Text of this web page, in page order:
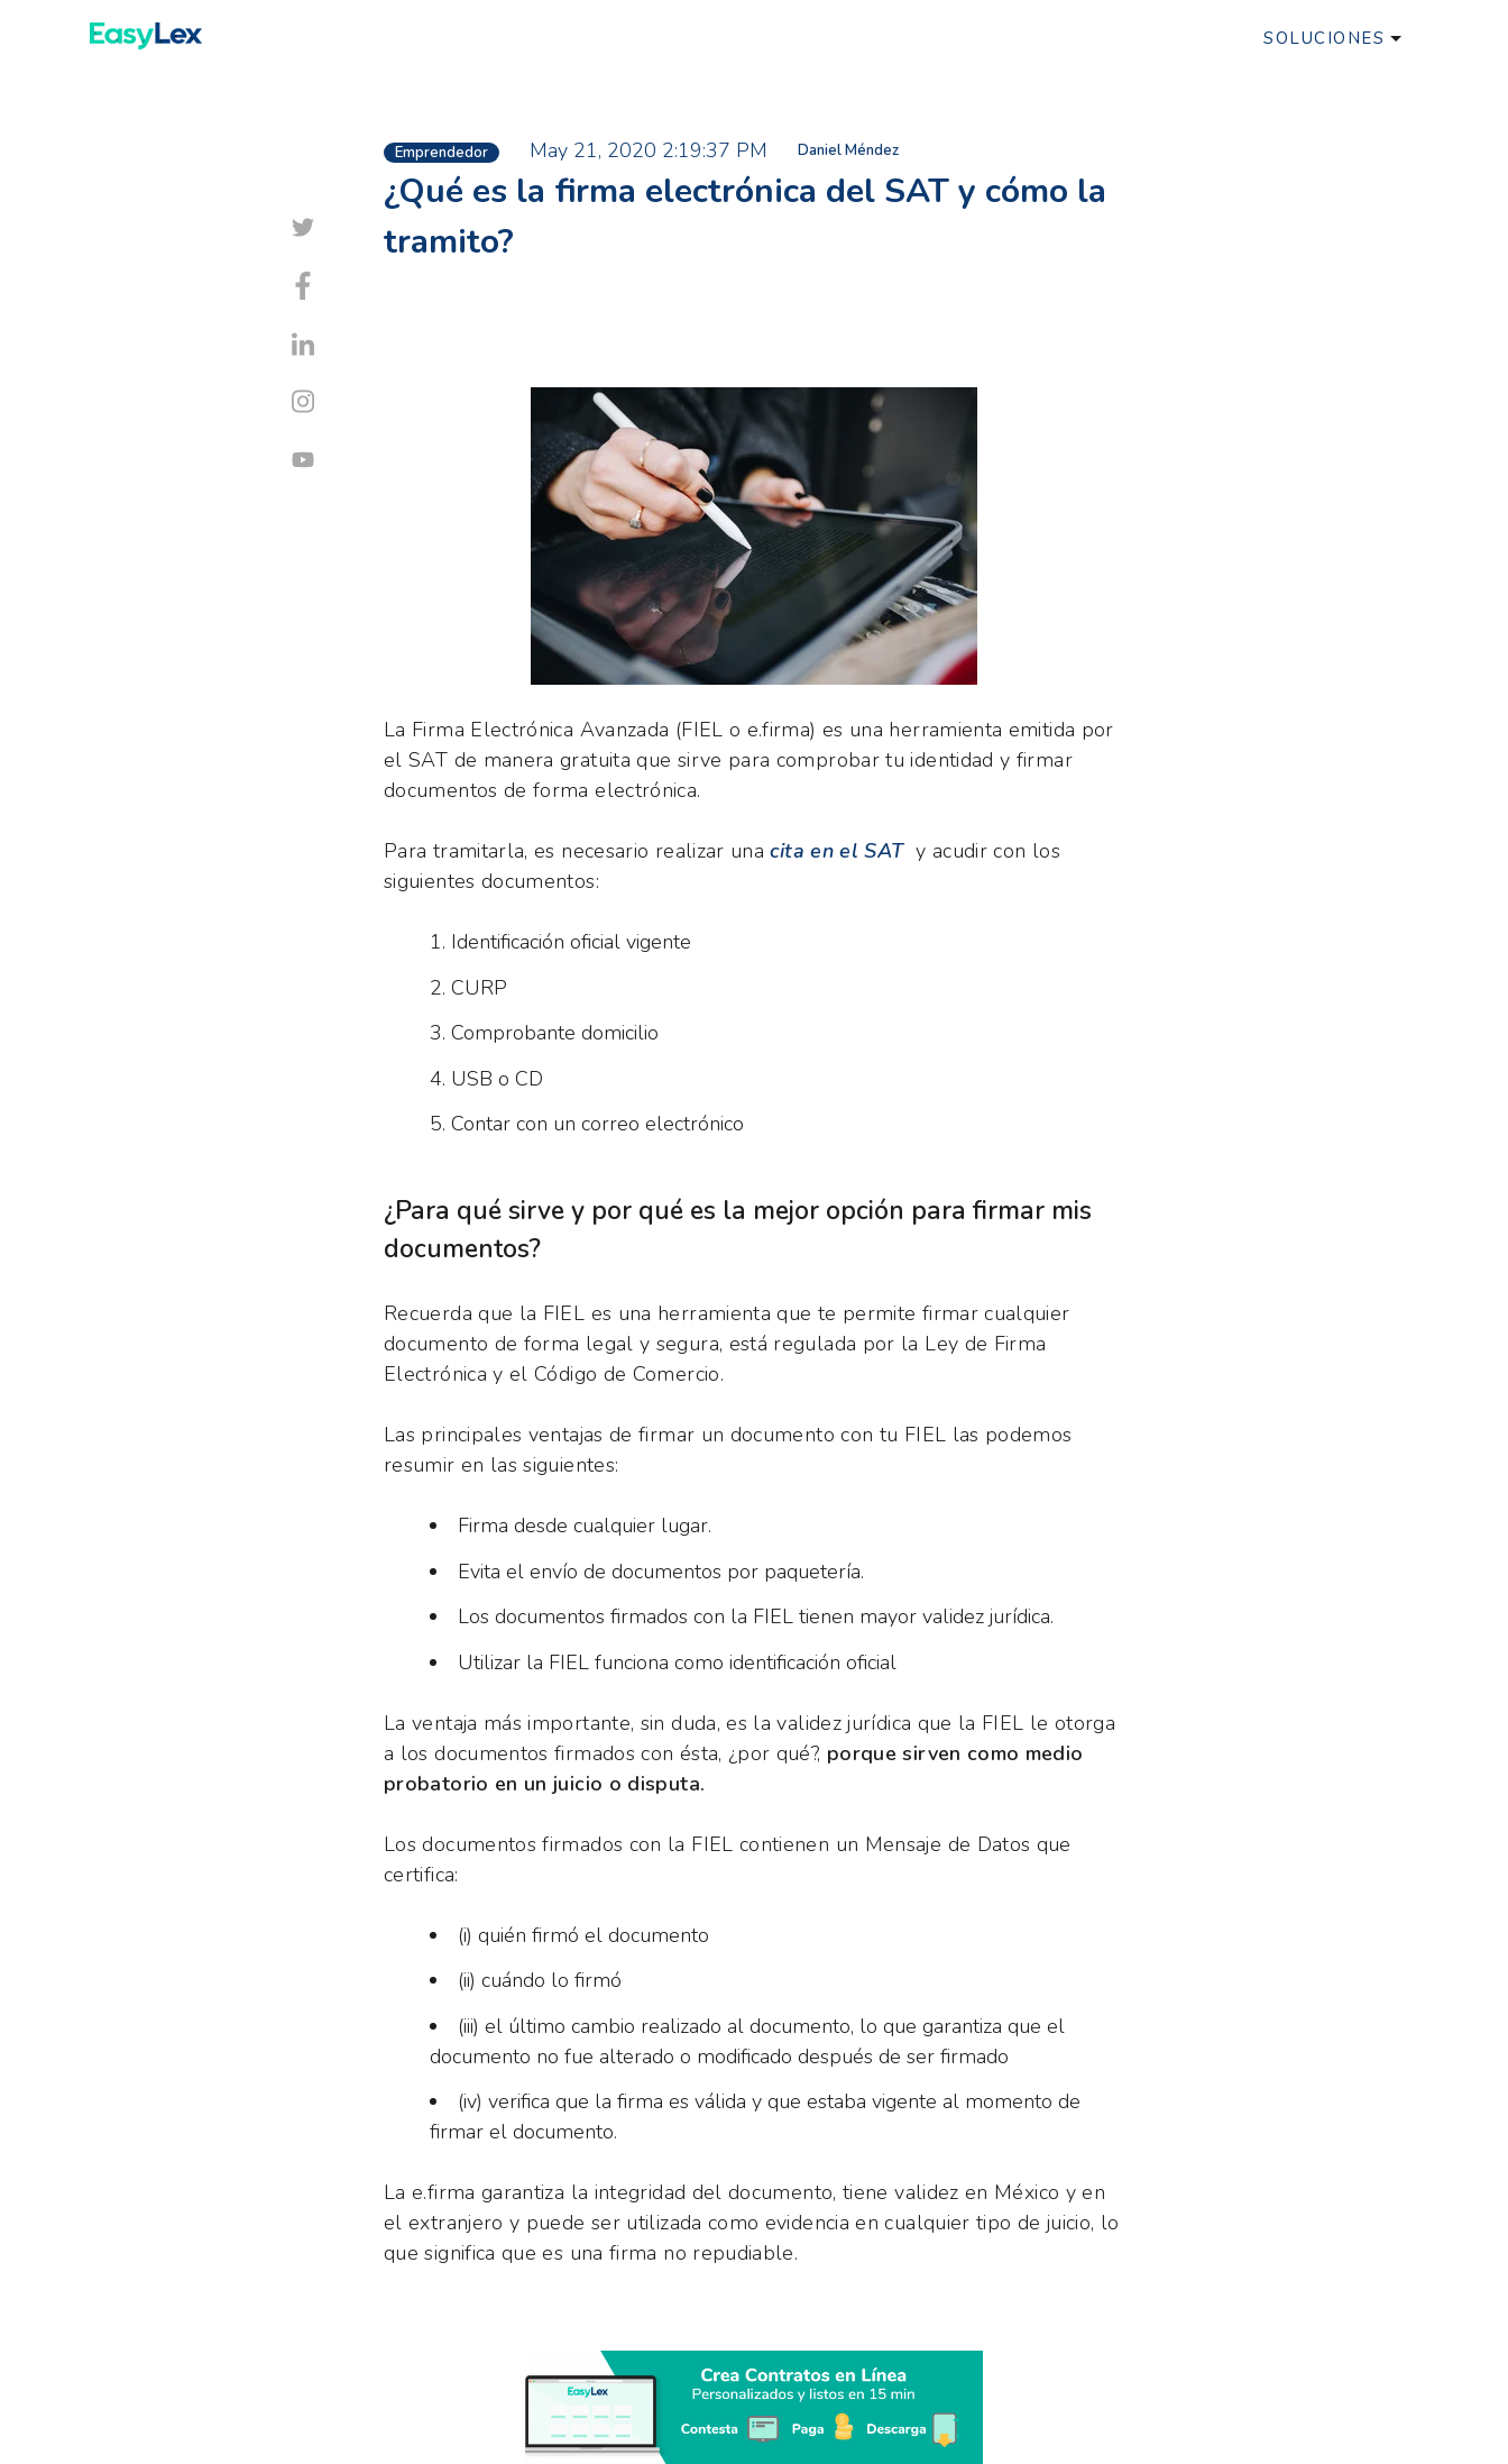
SOLUCIONES
Emprendedor May 21, 2020 2:19:37 PM Daniel Méndez
¿Qué es la firma electrónica del SAT y cómo la
tramito?
La Firma Electrónica Avanzada (FIEL o e.firma) es una herramienta emitida por
el SAT de manera gratuita que sirve para comprobar tu identidad y firmar
documentos de forma electrónica.
Para tramitarla, es necesario realizar unacita en el SAT y acudir con los
siguientes documentos:
Identificación oficial vigente
CURP
Comprobante domicilio
USB o CD
Contar con un correo electrónico
¿Para qué sirve y por qué es la mejor opción para firmar mis
documentos?
Recuerda que la FIEL es una herramienta que te permite firmar cualquier
documento de forma legal y segura, está regulada por la Ley de Firma
Electrónica y el Código de Comercio.
Las principales ventajas de firmar un documento con tu FIEL las podemos
resumir en las siguientes:
Firma desde cualquier lugar.
Evita el envío de documentos por paquetería.
Los documentos firmados con la FIEL tienen mayor validez jurídica.
Utilizar la FIEL funciona como identificación oficial
La ventaja más importante, sin duda, es la validez jurídica que la FIEL le otorga
a los documentos firmados con ésta, ¿por qué?, porque sirven como medio
probatorio en un juicio o disputa.
Los documentos firmados con la FIEL contienen un Mensaje de Datos que
certifica:
(i) quién firmó el documento
(ii) cuándo lo firmó
(iii) el último cambio realizado al documento, lo que garantiza que el
documento no fue alterado o modificado después de ser firmado
(iv) verifica que la firma es válida y que estaba vigente al momento de
firmar el documento.
La e.firma garantiza la integridad del documento, tiene validez en México y en
el extranjero y puede ser utilizada como evidencia en cualquier tipo de juicio, lo
que significa que es una firma no repudiable.